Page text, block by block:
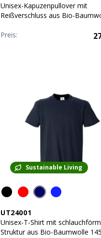
Unisex-Kapuzenpullover mit
Reißverschluss aus Bio-
Preis:
Sustainable Living
UT24001
Unisex-T-Shirt mit
Struktur aus Bio-Baumwolle